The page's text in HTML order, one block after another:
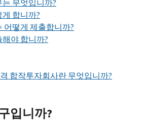
무엇입니까?
합니까?
어떻게 제출합니까?
야 합니까?
합작투자회사란 무엇입니까?
입니까?